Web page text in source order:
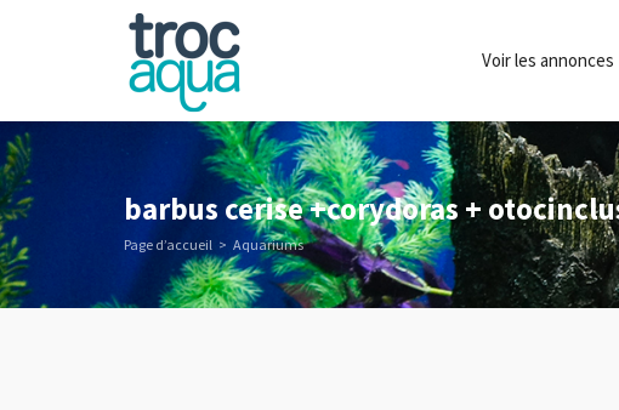
Voir les annonces
barbus cerise +corydoras +
Page d’accueil Aquariums